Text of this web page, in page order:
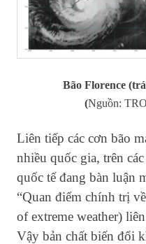
Bão Florence
(Nguồn:
Liên tiếp các cơn bão
nhiều quốc gia, trên
quốc tế đang bàn luận
“Quan điểm chính trị
of extreme weather)
Vậy bản chất biến đổi